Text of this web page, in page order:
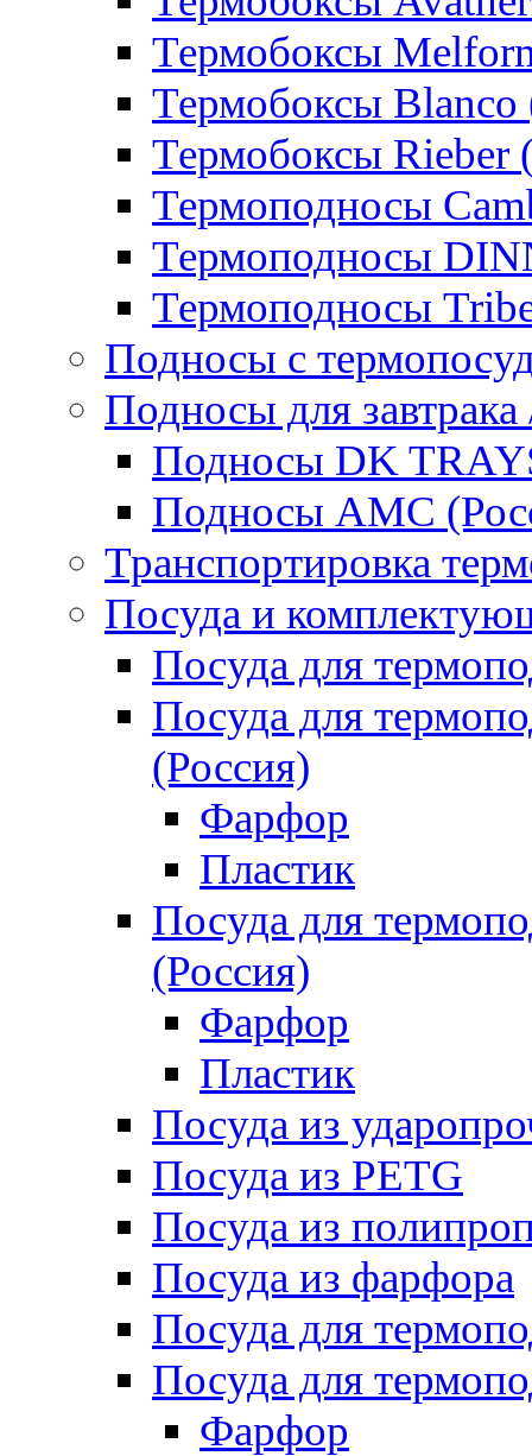
Термобоксы
Термобоксы Blanco
Термобоксы Rieber
Термоподносы
Термоподносы
Термоподносы
Подносы с
Подносы для завтрака
Подносы DK
Подносы AMC
Транспортировка
Посуда и
Посуда для
Посуда для
(Россия)
Фарфор
Пластик
Посуда для
(Россия)
Фарфор
Пластик
Посуда из
Посуда из PETG
Посуда из
Посуда из фарфора
Посуда для
Посуда для
Фарфор